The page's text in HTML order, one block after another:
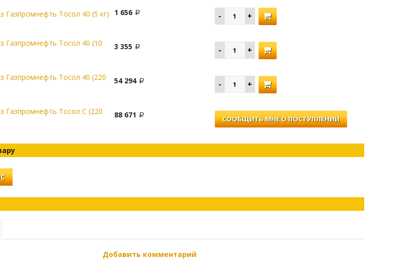
Газпромнефть Тосол 40 (5 кг) 1 656
Газпромнефть Тосол 40 (10
3 355
Газпромнефть Тосол 40 (220
54 294
Газпромнефть Тосол С (220
88 671 СООБЩИТЬ МНЕ О ПОСТУПЛЕНИИ
Добавить комментарий